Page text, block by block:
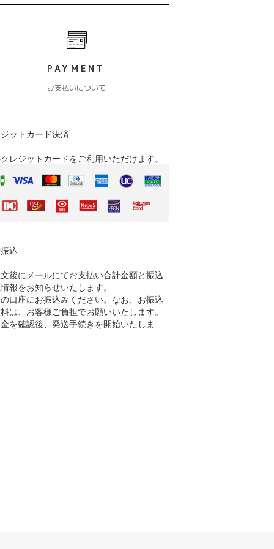
PAYMENT
お支払いについて
ットカード決済
レジットカードをご利用いただけます。
込
後にメールにてお支払い合計金額と振込
報をお知らせいたします。
口座にお振込みください。なお、お振込
は、お客様ご負担でお願いいたします。
を確認後、発送手続きを開始いたしま